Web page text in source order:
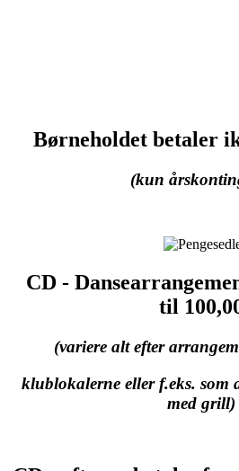
Børneholdet betaler
(kun
CD -
til
(variere alt efter
klublokalerne eller f.eks. som
med grill)